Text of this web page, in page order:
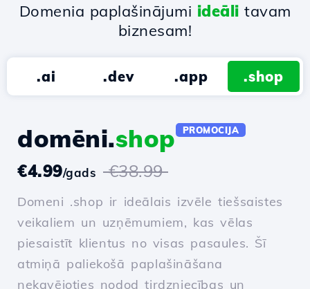
Domenia paplašinājumi ideāli tavam
biznesam!
.ai .dev .app .shop
domēni.shop PROMOCIJA
€4.99/gads €38.99
Domeni .shop ir ideālais izvēle tiešsaistes
veikaliem un uzņēmumiem, kas vēlas
piesaistīt klientus no visas pasaules. Šī
atmiņā paliekošā paplašināšana
nekavējoties nodod tirdzniecības un